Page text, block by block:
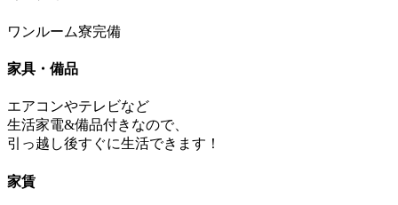
ワンルーム寮完備
家具・備品
エアコンやテレビなど
生活家電&備品付きなので、
引っ越し後すぐに生活できます！
家賃